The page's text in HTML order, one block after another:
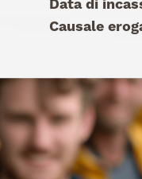
Data di
Causale